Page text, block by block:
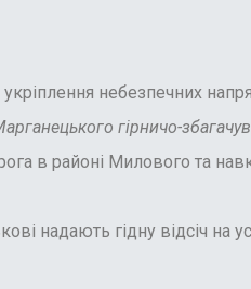
небезпечних
гірничо-
в районі Милового та
надають гідну відсіч на